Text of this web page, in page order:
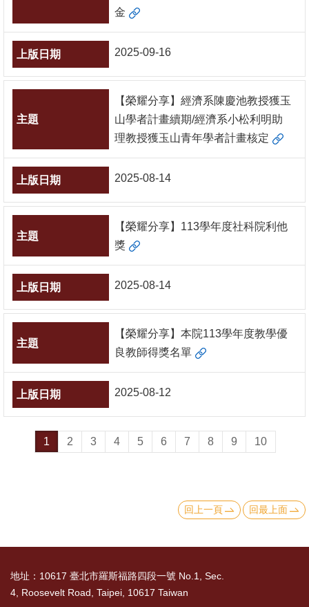
館
回
首
臺
首
頁
網
站
English
輔
區
facebook
金
2025-09-16
【榮耀分享】經濟系陳慶池教授獲玉
山學者計畫續期/經濟系小松利明助
理教授獲玉山青年學者計畫核定
2025-08-14
【榮耀分享】113學年度社科院利他
獎
2025-08-14
【榮耀分享】本院113學年度教學優
良教師得獎名單
2025-08-12
1 2 3 4 5 6 7 8 9 10
回上一頁 回最上面
地址：10617 臺北市羅斯福路四段一號 No.1, Sec.
4, Roosevelt Road, Taipei, 10617 Taiwan